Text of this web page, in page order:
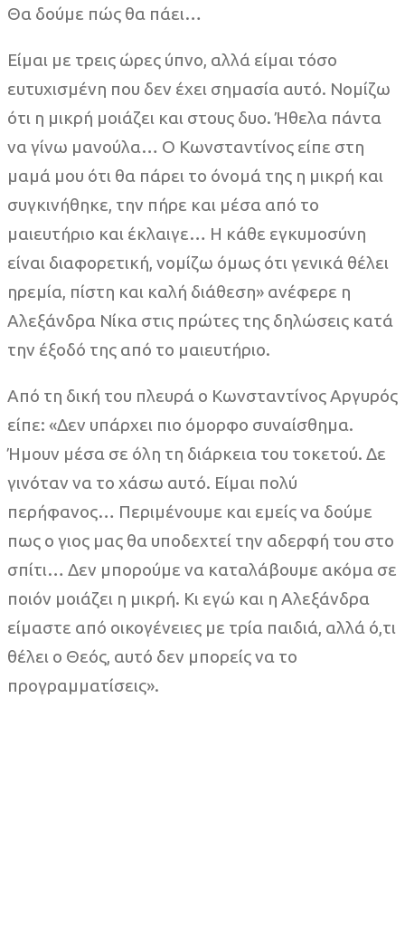
Θα δούμε πώς θα πάει…
Είμαι με τρεις ώρες ύπνο, αλλά είμαι τόσο
ευτυχισμένη που δεν έχει σημασία αυτό. Νομίζω
ότι η μικρή μοιάζει και στους δυο. Ήθελα πάντα
να γίνω μανούλα… Ο Κωνσταντίνος είπε στη
μαμά μου ότι θα πάρει το όνομά της η μικρή και
συγκινήθηκε, την πήρε και μέσα από το
μαιευτήριο και έκλαιγε… Η κάθε εγκυμοσύνη
είναι διαφορετική, νομίζω όμως ότι γενικά θέλει
ηρεμία, πίστη και καλή διάθεση» ανέφερε η
Αλεξάνδρα Νίκα στις πρώτες της δηλώσεις κατά
την έξοδό της από το μαιευτήριο.
Από τη δική του πλευρά ο Κωνσταντίνος Αργυρός
είπε: «Δεν υπάρχει πιο όμορφο συναίσθημα.
Ήμουν μέσα σε όλη τη διάρκεια του τοκετού. Δε
γινόταν να το χάσω αυτό. Είμαι πολύ
περήφανος… Περιμένουμε και εμείς να δούμε
πως ο γιος μας θα υποδεχτεί την αδερφή του στο
σπίτι… Δεν μπορούμε να καταλάβουμε ακόμα σε
ποιόν μοιάζει η μικρή. Κι εγώ και η Αλεξάνδρα
είμαστε από οικογένειες με τρία παιδιά, αλλά ό,τι
θέλει ο Θεός, αυτό δεν μπορείς να το
προγραμματίσεις».